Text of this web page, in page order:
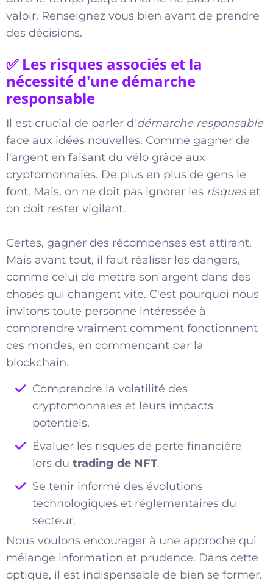
valoir. Renseignez vous bien avant de prendre
des décisions.
✅ Les risques associés et la
nécessité d'une démarche
responsable
Il est crucial de parler d'démarche responsable
face aux idées nouvelles. Comme gagner de
l'argent en faisant du vélo grâce aux
cryptomonnaies. De plus en plus de gens le
font. Mais, on ne doit pas ignorer les risqueset
on doit rester vigilant.
Certes, gagner des récompenses est attirant.
Mais avant tout, il faut réaliser les dangers,
comme celui de mettre son argent dans des
choses qui changent vite. C'est pourquoi nous
invitons toute personne intéressée à
comprendre vraiment comment fonctionnent
ces mondes, en commençant par la
blockchain.
Comprendre la volatilité des
cryptomonnaies et leurs impacts
potentiels.
Évaluer les risques de perte financière
lors du trading de NFT.
Se tenir informé des évolutions
technologiques et réglementaires du
secteur.
Nous voulons encourager à une approche qui
mélange information et prudence. Dans cette
optique, il est indispensable de bien se former.